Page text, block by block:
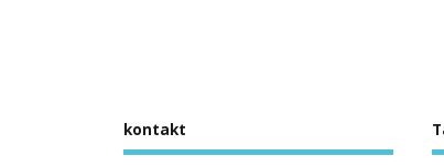
kontakt